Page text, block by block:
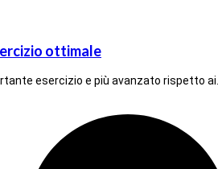
ottimale
esercizio e più avanzato rispetto ai…